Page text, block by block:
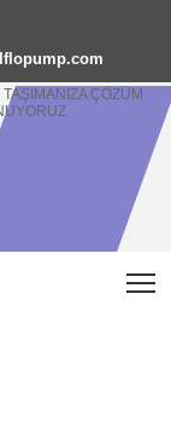
TAŞIMANIZA ÇÖZÜM